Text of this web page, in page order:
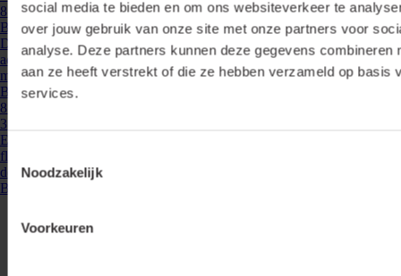
social media te bieden en om ons websiteverkeer te
over jouw gebruik van onze site met onze partners voor
analyse. Deze partners kunnen deze gegevens combineren
aan ze heeft verstrekt of die ze hebben verzameld op basis
services.
Toestemmingsselectie
Noodzakelijk
Voorkeuren
876400- BUIGTOOL 3F RAIL
Buigtool tbv 3 fase rail, voor het correct ombuigen van de aders
De 3 fase buigtool wordt gebruikt voor het correct ombuigen van de
aders bij ingekorte delen van 3 fase rails. Wanneer een 3 fase rail op
maat gemaakt wordt is het voor een ...
Bekijken
876338
3 fase rails - rail 300cm, wit (RAL 9010)
Euro 3 fase spanningsrails rail wit 300cm. Spanningsrailen zijn een
flexibele basis voor verlichting. Plaats of verplaats eenvoudig spots op
de gewenste plek. De ...
Bekijken